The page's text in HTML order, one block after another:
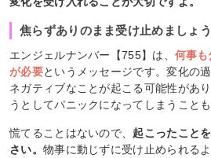
焦らずありのまま受け止めましょう
エンジェルナンバー【755】は、 何事も
が必要というメッセージです。変化の
ネガティブなことが起こる可能性があ
うとしてパニックになってしまうことも
慌てることはないので、 起こったこと
さい。 物事に動じずに受け止められる